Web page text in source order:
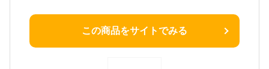
この商品をサイトでみる